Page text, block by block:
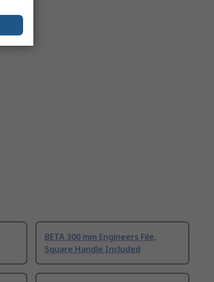
BETA 300 mm Engineers File,
Square Handle Included